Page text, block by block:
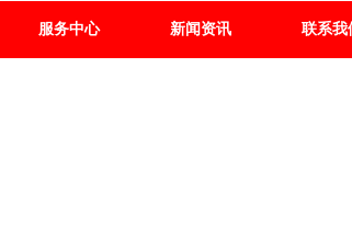
服务中心 新闻资讯 联系我